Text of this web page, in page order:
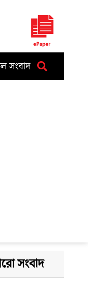
সংবাদ
সংবাদ